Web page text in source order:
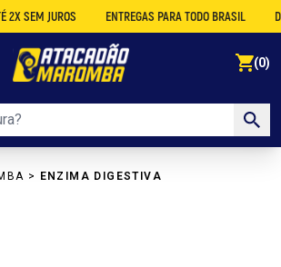
JUROS ENTREGAS PARA TODO BRASIL
(0)
> ENZIMA DIGESTIVA